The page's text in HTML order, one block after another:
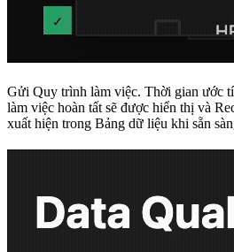
Gửi Quy trình làm việc. Thời gian ước
làm việc hoàn tất sẽ được hiển thị và
xuất hiện trong Bảng dữ liệu khi sẵn